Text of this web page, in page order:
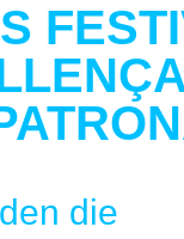
die